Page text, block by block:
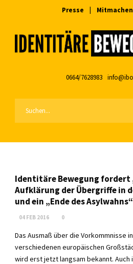
Presse Mitmachen
0664/7628983
Identitäre Bewegung
Aufklärung der Übergriffe in
und ein „Ende des Asylwahns“
04 FEB 2016 0
Das Ausmaß über die Vorkommnisse
verschiedenen europäischen
wird erst jetzt langsam bekannt. Auch